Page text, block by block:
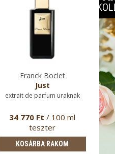
Franck Boclet
Just
extrait de parfum uraknak
34 770 Ft / 100 ml
teszter
KOSÁRBA RAKOM